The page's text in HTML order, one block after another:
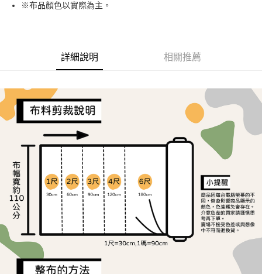
大哥付你分期
2.付款方式選擇「大哥付你分期」，訂單成立後會自動跳轉到大哥付的交易
流程，驗證手機門號後，選擇欲分期的期數、繳款截止日，確認付款後即完
3.實際核准額度、可分期數及費用金額請依後續交易確認頁面所載為準。
4.訂單成立30分鐘內，如未前往確認交易或遇審核未通過，訂單將自動取
消。如遇「轉專審核」未通過狀況，表示未達大哥付你分期系統評分，恕無
法說明評估內容。
1.分期款項不併入電信帳單，「大哥付你分期」於每月結算日後寄送繳費提
2.透過簡訊連結打開帳單後，可選擇「超商條碼／台灣大直營門市／銀行轉
帳／街口支付／iPASS MONEY」等通路繳費。
【注意事項】
1.本服務係由「台灣大哥大股份有限公司」（以下簡稱本公司）所提供，讓
用戶於交易時，得透過本服務購買商品或服務，並由商店將買賣／分期付款
買賣價金債權讓與本公司後，依約使用本公司帳單繳交帳款。
2.基於同意付款使用「大哥付你分期」之契約關係目的，商店將以您的個人
資料（包含姓名、電話或地址）提供予台灣大哥大進項蒐集、處理及利用，
由本公司與您本人進行分期帳單所需資料之確認、核對及更正。
3.完整用戶服務條款，請詳閱以下連結：
【關於「AFTEE先享後付」】
便利好安心！
１．簡單：不需註冊會員、不需綁卡、不需儲值。
２．便利：只要手機號碼，簡訊認證，即可結帳。
３．安心：先確認商品／服務後，再付款。
【「AFTEE先享後付」結帳流程】
１．於結帳方式選擇「AFTEE先享後付」後，將跳轉至「AFTEE先享後付」
結帳頁面，進行簡訊認證並確認金額後，即可完成結帳。
２．訂單成立數日內，您將收到繳費通知簡訊。
３．收到繳費通知簡訊後14天內，點擊此簡訊中的連結，可透過四大超商／
ATM／網路銀行／等多元方式進行付款，方視為交易完成。
※ 請注意：結帳手續完成當下不需立刻繳費，但若您需要取消訂單，請聯絡
購買商品的店家。未經商家同意取消之訂單仍視為有效，需透過AFTEE先享
後付繳納相關費用。
※ 交易是否成功請以「AFTEE先享後付 」之結帳頁面顯示為準，若有關於
是否繳費成功／繳費後需取消欲退款等相關疑問，請聯繫「AFTEE先享後付
客戶支援中心」https://netprotections.freshdesk.com/support/home
運送方式
每筆NT$65，滿NT$1,500(含以上)免運費
7-11取貨付款
每筆NT$65，滿NT$1,500(含以上)免運費
宅配
每筆NT$150，滿NT$1,500(含以上)免運費
離島宅配
每筆NT$240
※布品顏色以實際為主。
詳細說明 相關推薦